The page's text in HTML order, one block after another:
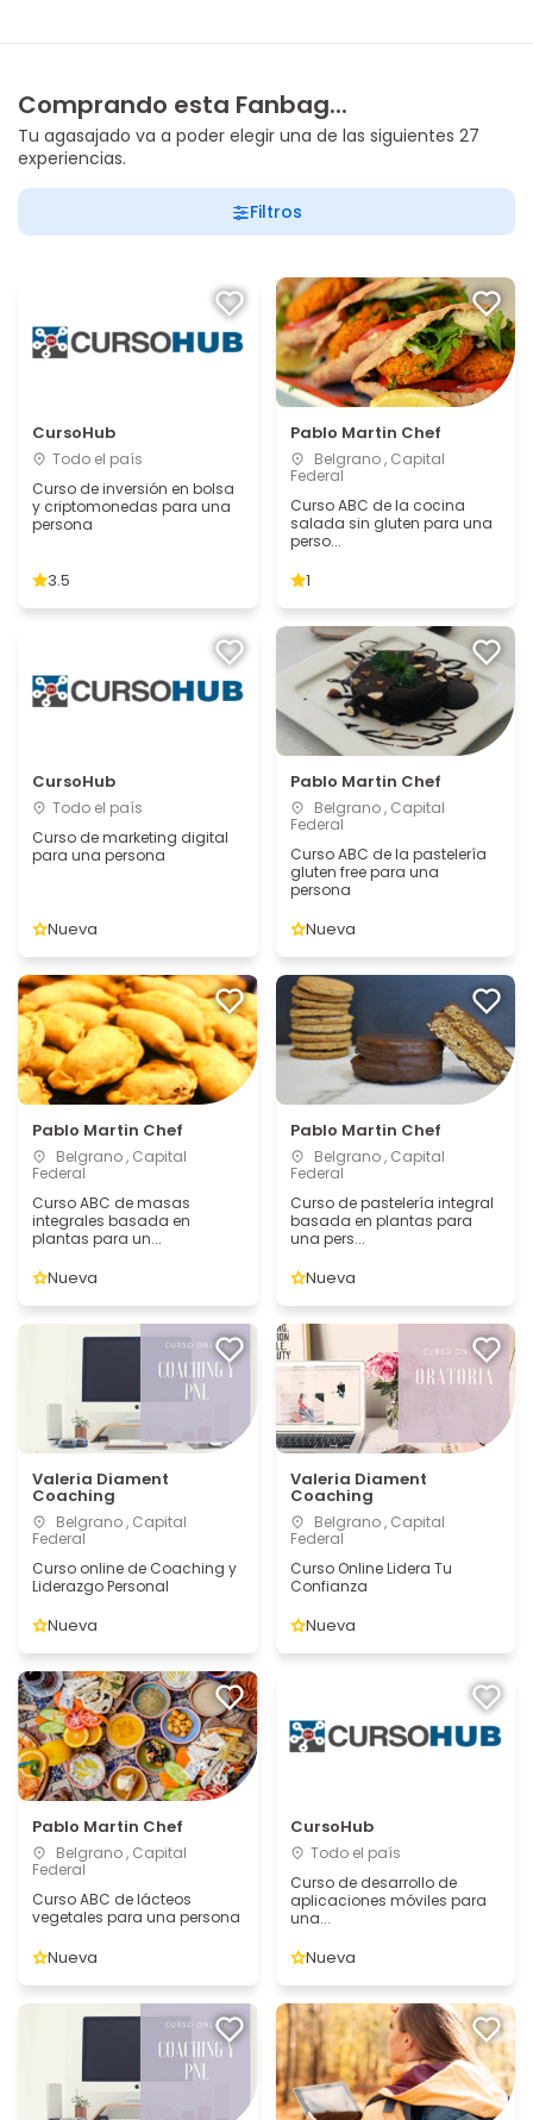
Comprando esta Fanbag...
Tu agasajado va a poder elegir una de las siguientes 27
experiencias.
Filtros
CursoHub
Todo el país
Curso de inversión en bolsa
y criptomonedas para una
persona
3.5
Pablo Martin Chef
Belgrano , Capital
Federal
Curso ABC de la cocina
salada sin gluten para una
perso...
1
CursoHub
Todo el país
Curso de marketing digital
para una persona
Nueva
Pablo Martin Chef
Belgrano , Capital
Federal
Curso ABC de la pastelería
gluten free para una
persona
Nueva
Pablo Martin Chef
Belgrano , Capital
Federal
Curso ABC de masas
integrales basada en
plantas para un...
Nueva
Pablo Martin Chef
Belgrano , Capital
Federal
Curso de pastelería integral
basada en plantas para
una pers...
Nueva
Valeria Diament
Coaching
Belgrano , Capital
Federal
Curso online de Coaching y
Liderazgo Personal
Nueva
Valeria Diament
Coaching
Belgrano , Capital
Federal
Curso Online Lidera Tu
Confianza
Nueva
Pablo Martin Chef
Belgrano , Capital
Federal
Curso ABC de lácteos
vegetales para una persona
Nueva
CursoHub
Todo el país
Curso de desarrollo de
aplicaciones móviles para
una...
Nueva